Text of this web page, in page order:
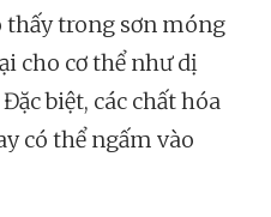
trong sơn móng
cho cơ thể như dị
biệt, các chất hóa
có thể ngấm vào